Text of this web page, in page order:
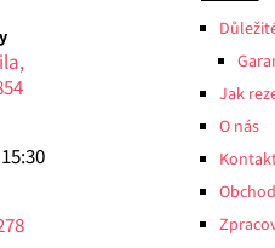
Jak
O nás